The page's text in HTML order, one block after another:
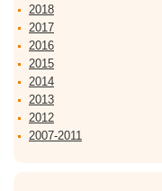
2018
2017
2016
2015
2014
2013
2012
2007-2011